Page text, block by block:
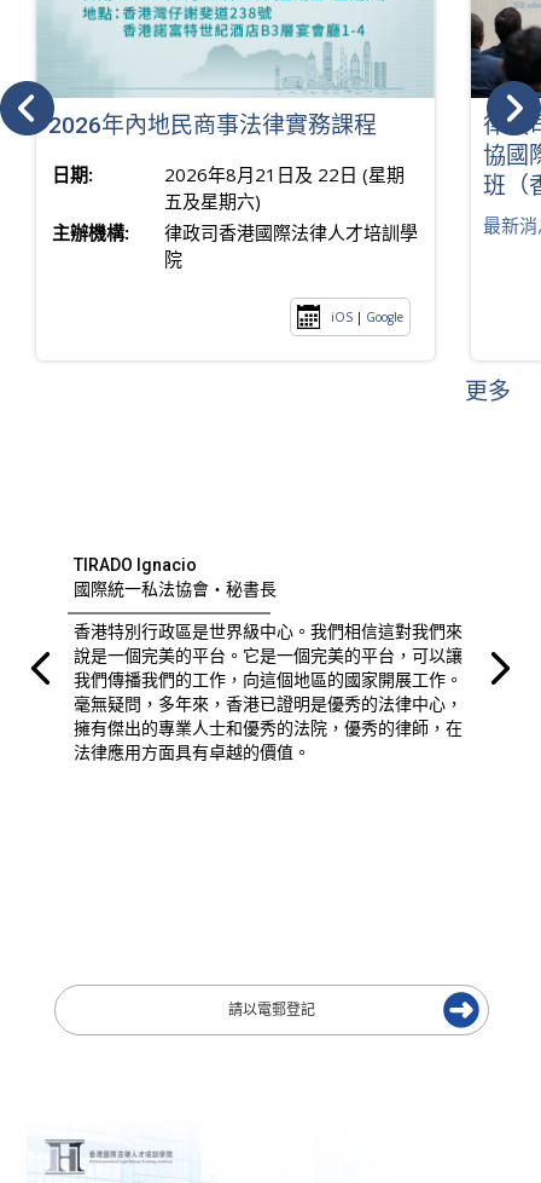
2026年內地民商事法律實務課程
日期:
2026年8月21日及 22日 (星期
五及星期六)
主辦機構:
律政司香港國際法律人才培訓學
院
iOS | Google
律政
協國
班（
最新
更多
TIRADO Ignacio
國際統一私法協會・秘書長
香港特別行政區是世界級中心。我們相信這對我們來
說是一個完美的平台。它是一個完美的平台，可以讓
我們傳播我們的工作，向這個地區的國家開展工作。
毫無疑問，多年來，香港已證明是優秀的法律中心，
擁有傑出的專業人士和優秀的法院，優秀的律師，在
法律應用方面具有卓越的價值。